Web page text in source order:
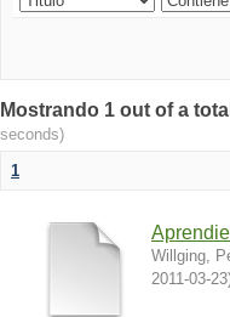
Mostrando 1 out of a
seconds)
1
Willging,
2011-03-23